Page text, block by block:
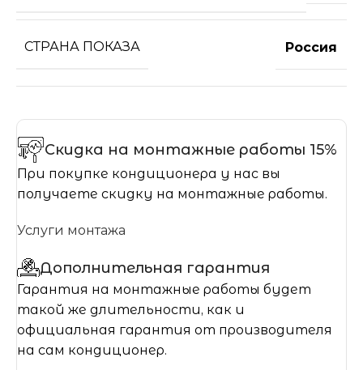
СТРАНА ПОКАЗА Россия
Скидка на монтажные работы 15%
При покупке кондиционера у нас вы
получаете скидку на монтажные работы.
Услуги монтажа
Дополнительная гарантия
Гарантия на монтажные работы будет
такой же длительности, как и
официальная гарантия от производителя
на сам кондиционер.